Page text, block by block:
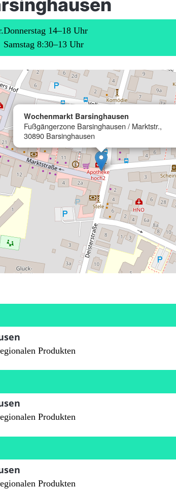
Donnerstag 14–18 Uhr
Samstag 8:30–13 Uhr
Wochenmarkt Barsinghausen
Fußgängerzone Barsinghausen / Marktstr.,
30890 Barsinghausen
Produkten
Produkten
Produkten